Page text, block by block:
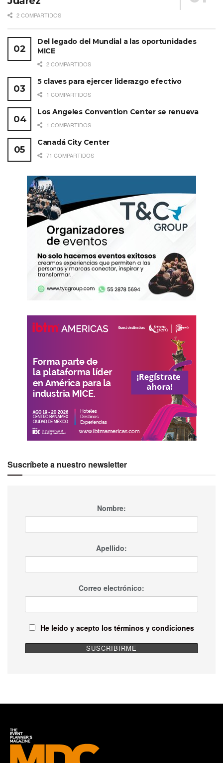
2 COMPARTIDOS
Del legado del Mundial a las oportunidades
MICE
2 COMPARTIDOS
5 claves para ejercer liderazgo efectivo
1 COMPARTIDOS
Los Angeles Convention Center se renueva
1 COMPARTIDOS
Canadá City Center
71 COMPARTIDOS
Suscríbete a nuestro newsletter
Nombre:
Apellido:
Correo electrónico:
He leído y acepto los términos y condiciones